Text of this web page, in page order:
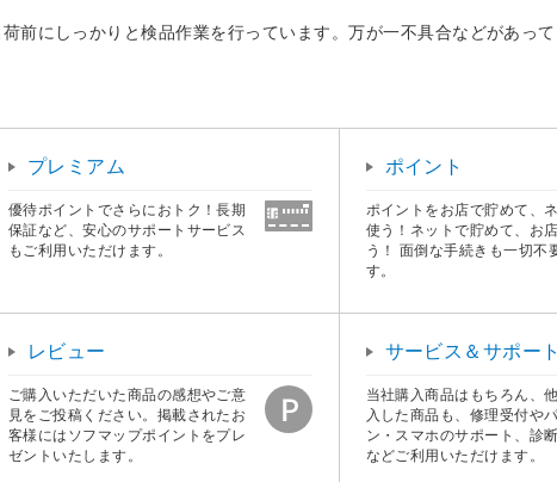
前にしっかりと検品作業を行っています。万が一不具合などがあっ
プレミアム
優待ポイントでさらにおトク！長期
保証など、安心のサポートサービス
もご利用いただけます。
ポイント
ポイントをお店で貯めて、
使う！ネットで貯めて、お
う！ 面倒な手続きも一切不
す。
レビュー
ご購入いただいた商品の感想やご意
見をご投稿ください。掲載されたお
客様にはソフマップポイントをプレ
ゼントいたします。
サービス＆サポート
当社購入商品はもちろん、
入した商品も、修理受付や
ン・スマホのサポート、診
などご利用いただけます。